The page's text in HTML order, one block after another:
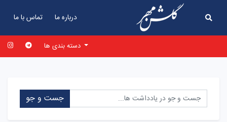
تماس با ما درباره ما
جست و جو